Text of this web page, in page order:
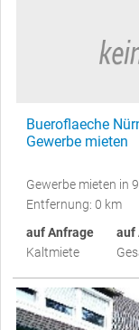
Bueroflaeche
Gewerbe mieten
Gewerbe mieten in
Entfernung: 0 km
auf Anfrage
Kaltmiete
auf